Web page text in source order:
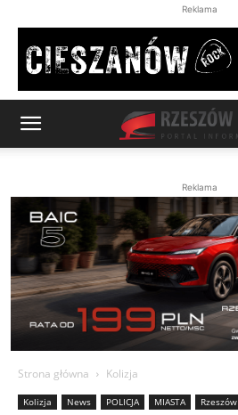
Reklama
Reklama
Strona główna Kolizja
Kolizja News POLICJA MIASTA Rzeszów